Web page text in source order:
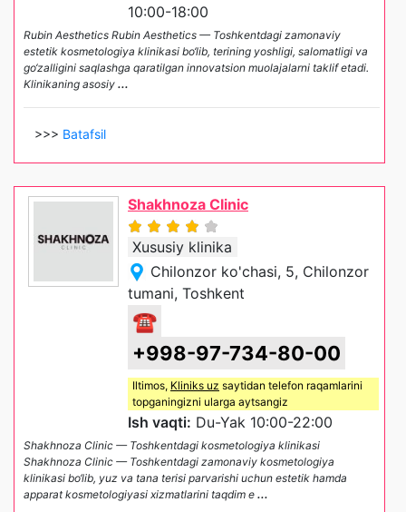
10:00-18:00
Rubin Aesthetics Rubin Aesthetics — Toshkentdagi zamonaviy
estetik kosmetologiya klinikasi bo‘lib, terining yoshligi, salomatligi va
go‘zalligini saqlashga qaratilgan innovatsion muolajalarni taklif etadi.
Klinikaning asosiy ...
>>> Batafsil
Shakhnoza Clinic
Xususiy klinika
Chilonzor ko'chasi, 5, Chilonzor
tumani, Toshkent
☎
+998-97-734-80-00
Iltimos, Kliniks uz saytidan telefon raqamlarini
topganingizni ularga aytsangiz
Ish vaqti: Du-Yak 10:00-22:00
Shakhnoza Clinic — Toshkentdagi kosmetologiya klinikasi
Shakhnoza Clinic — Toshkentdagi zamonaviy kosmetologiya
klinikasi bo‘lib, yuz va tana terisi parvarishi uchun estetik hamda
apparat kosmetologiyasi xizmatlarini taqdim e ...